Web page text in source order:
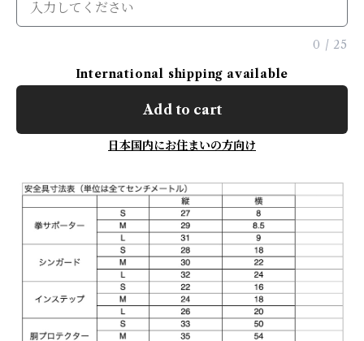
0 / 25
International shipping available
Add to cart
日本国内にお住まいの方向け